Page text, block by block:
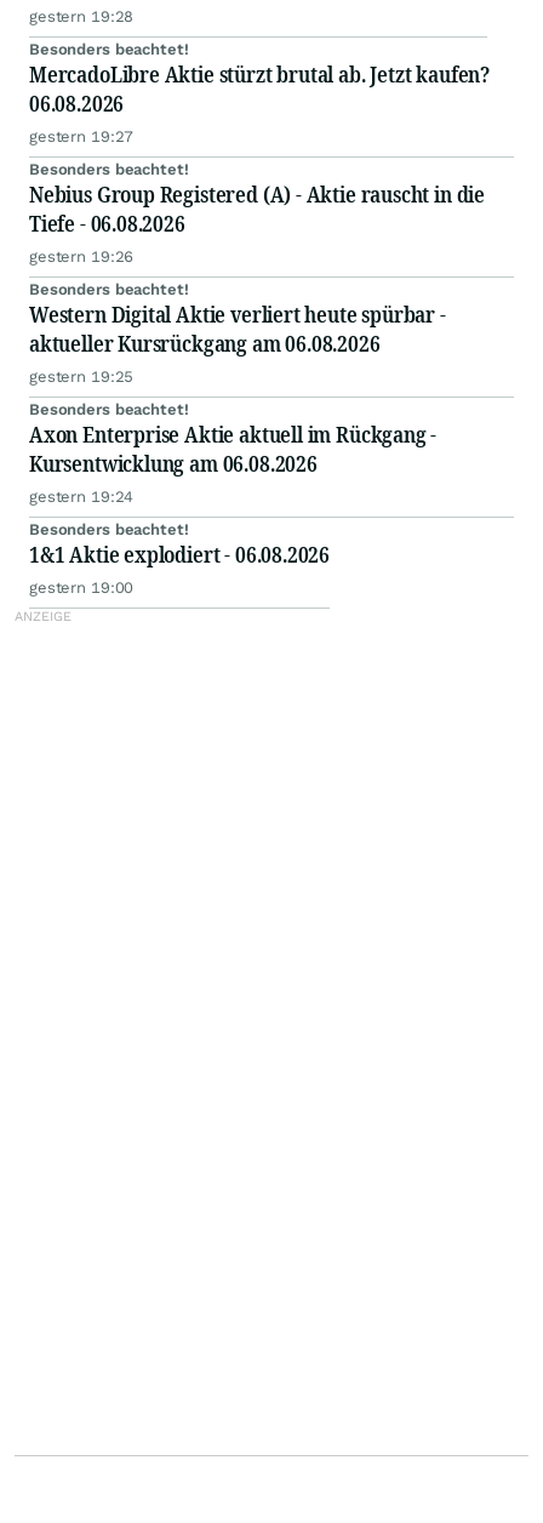
gestern 19:28
Besonders beachtet!
MercadoLibre Aktie stürzt brutal ab. Jetzt kaufen?
06.08.2026
gestern 19:27
Besonders beachtet!
Nebius Group Registered (A) - Aktie rauscht in die
Tiefe - 06.08.2026
gestern 19:26
Besonders beachtet!
Western Digital Aktie verliert heute spürbar -
aktueller Kursrückgang am 06.08.2026
gestern 19:25
Besonders beachtet!
Axon Enterprise Aktie aktuell im Rückgang -
Kursentwicklung am 06.08.2026
gestern 19:24
Besonders beachtet!
1&1 Aktie explodiert - 06.08.2026
gestern 19:00